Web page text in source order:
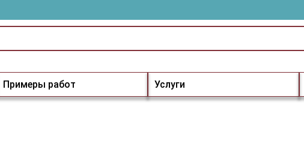
Примеры работ Услуги